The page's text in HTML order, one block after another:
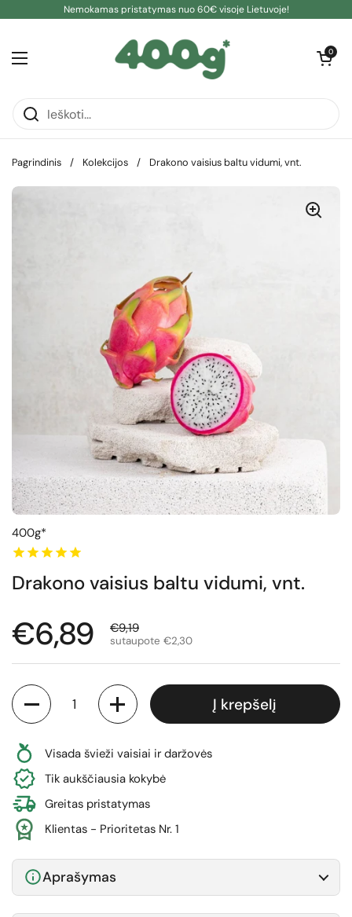
Pereiti prie turinioNemokamas pristatymas nuo 60€ visoje Lietuvoje!
Atidaryti meniu
Atidaryti
0
Pagrindinis / Kolekcijos / Drakono vaisius baltu vidumi, vnt.
400g*
Drakono vaisius baltu vidumi, vnt.
Normali kaina
€6,89 Išpardavimo kaina
€9,19
sutaupote €2,30
Kiekis
Į krepšelį
Visada švieži vaisiai ir daržovės
Tik aukščiausia kokybė
Greitas pristatymas
Klientas - Prioritetas Nr. 1
Aprašymas